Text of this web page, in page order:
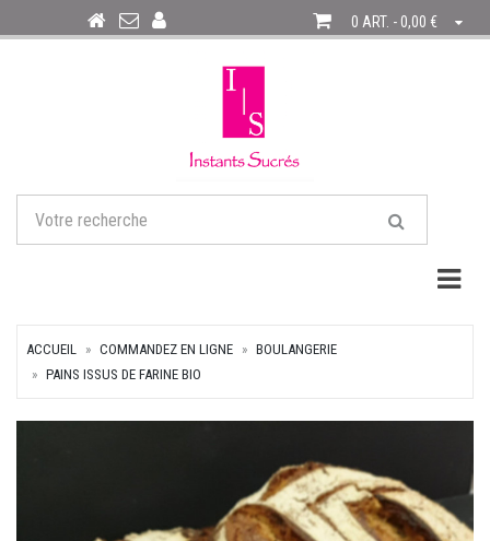
0 ART. - 0,00 €
ACCUEIL COMMANDEZ EN LIGNE
BOULANGERIE
PAINS ISSUS DE FARINE BIO